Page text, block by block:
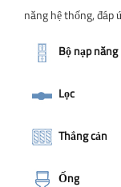
năng hệ thống, đáp
Bộ nạp
Lọc
Thắng cản
Ống